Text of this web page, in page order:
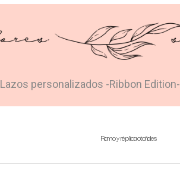
Lazos personalizados -Ribbon Edition-
Ramo y réplica otoñales